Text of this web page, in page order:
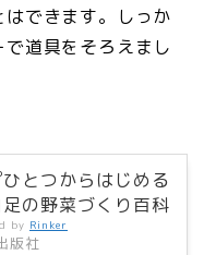
できます。しっか
道具をそろえまし
とつからはじめる
の野菜づくり百科
by Rinker
版社